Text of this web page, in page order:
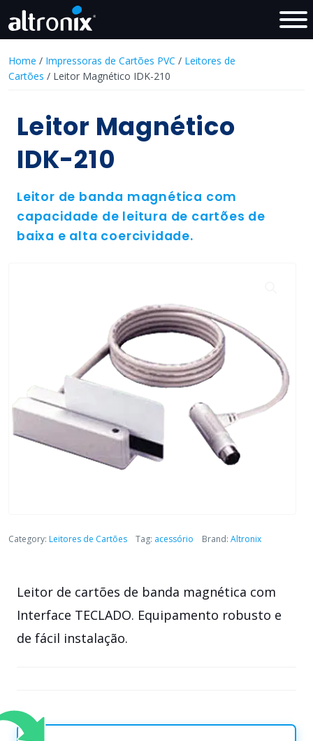
Home / Impressoras de Cartões PVC / Leitores de
Cartões / Leitor Magnético IDK-210
Leitor Magnético
IDK-210
Leitor de banda magnética com
capacidade de leitura de cartões de
baixa e alta coercividade.
Category: Leitores de Cartões Tag: acessório Brand: Altronix
Leitor de cartões de banda magnética com
Interface TECLADO. Equipamento robusto e
de fácil instalação.